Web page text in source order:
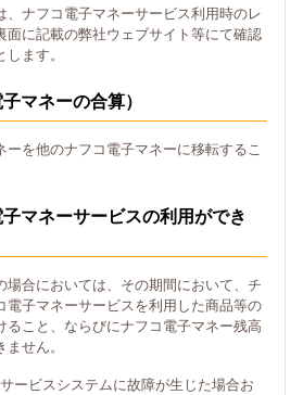
、ナフコ電子マネーサービス利用時のレ
面に記載の弊社ウェブサイト等にて確認
ます。
マネーの合算）
ーを他のナフコ電子マネーに移転するこ
マネーサービスの利用ができ
場合においては、その期間において、チ
電子マネーサービスを利用した商品等の
ること、ならびにナフコ電子マネー残高
せん。
ービスシステムに故障が生じた場合お